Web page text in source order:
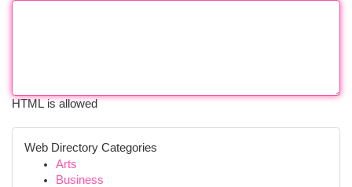
HTML is allowed
Web Directory Categories
Arts
Business